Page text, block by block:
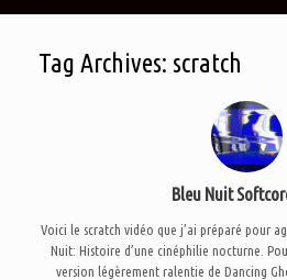
Tag Archives: scratch
Bleu Nuit
Voici le scratch vidéo que j’ai préparé pour
Nuit: Histoire d’une cinéphilie nocturne.
version légèrement ralentie de Dancing